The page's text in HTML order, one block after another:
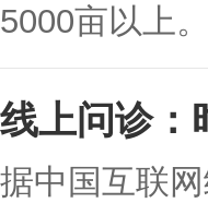
5000亩以上
线上问诊：
据中国互联